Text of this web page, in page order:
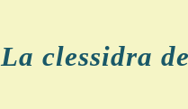
La clessidra